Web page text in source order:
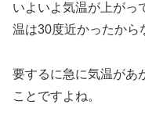
いよいよ気温が上がっ
温は30度近かったから
要するに急に気温があ
ことですよね。